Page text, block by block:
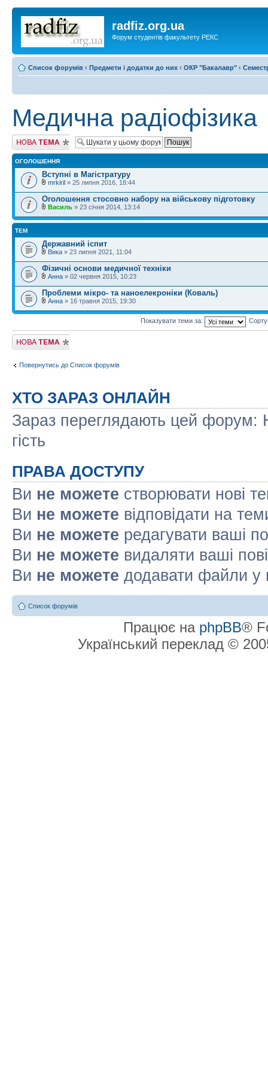
radfiz.org.ua
Форум студентів факультету РЕКС
Список форумів ‹ Предмети і додатки до них ‹ ОКР "Бакалавр" ‹
Медична радіофізика
Створити нову
тему
ОГОЛОШЕННЯ
Вступні в Магістратуру
mrkiril » 25 липня 2016, 18:44
Оголошення стосовно набору на військову підготовку
Василь » 23 січня 2014, 13:14
ТЕМ
Державний іспит
Вика » 23 липня 2021, 11:04
Фізичні основи медичної техніки
Анна » 02 червня 2015, 10:23
Проблеми мікро- та наноелекроніки (Коваль)
Анна » 16 травня 2015, 19:30
Показувати теми за:
Створити нову
тему
Повернутись до Список форумів
ХТО ЗАРАЗ ОНЛАЙН
Зараз переглядають цей форум:
гість
ПРАВА ДОСТУПУ
Ви не можете створювати нові
Ви не можете відповідати на
Ви не можете редагувати ваші
Ви не можете видаляти ваші
Ви не можете додавати файли у
Список форумів
Працює на phpBB®
Український переклад ©